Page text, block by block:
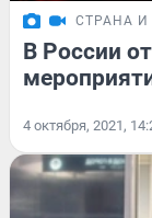
СТРАНА
В России
4 октября, 2021,